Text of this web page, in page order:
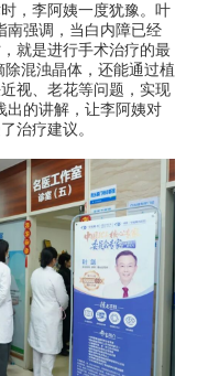
，李阿姨一度犹豫。叶
南强调，当白内障已经
就是进行手术治疗的最
混浊晶体，还能通过植
视、老花等问题，实现
出的讲解，让李阿姨对
治疗建议。